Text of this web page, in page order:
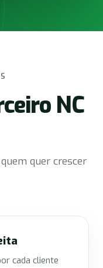
NC
quer crescer
cada cliente